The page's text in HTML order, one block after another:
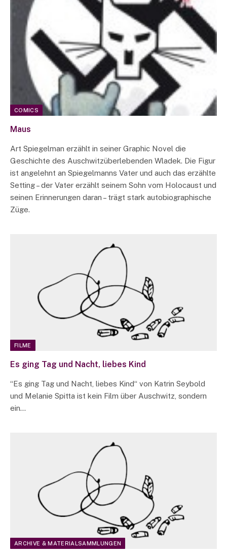
COMICS
Maus
Art Spiegelman erzählt in seiner Graphic Novel die
Geschichte des Auschwitzüberlebenden Wladek. Die Figur
ist angelehnt an Spiegelmanns Vater und auch das erzählte
Setting – der Vater erzählt seinem Sohn vom Holocaust und
seinen Erinnerungen daran – trägt stark autobiographische
Züge.
FILME
Es ging Tag und Nacht, liebes Kind
“Es ging Tag und Nacht, liebes Kind“ von Katrin Seybold
und Melanie Spitta ist kein Film über Auschwitz, sondern
ein…
ARCHIVE & MATERIALSAMMLUNGEN